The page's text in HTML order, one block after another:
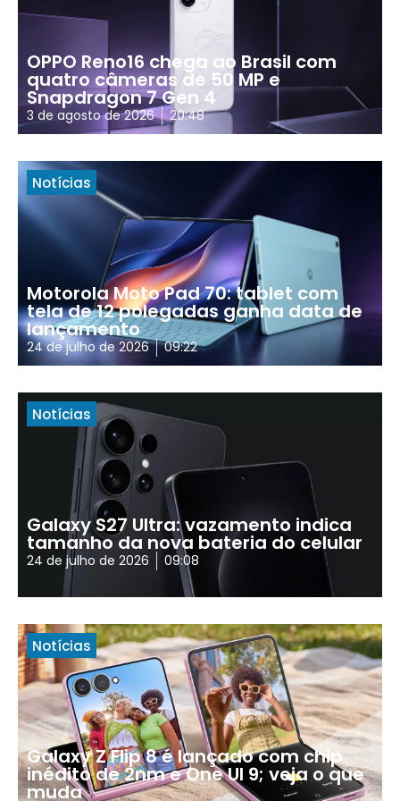
OPPO Reno16 chega ao Brasil com
quatro câmeras de 50 MP e
Snapdragon 7 Gen 4
3 de agosto de 2026 20:48
Notícias
Motorola Moto Pad 70: tablet com
tela de 12 polegadas ganha data de
lançamento
24 de julho de 2026 09:22
Notícias
Galaxy S27 Ultra: vazamento indica
tamanho da nova bateria do celular
24 de julho de 2026 09:08
Notícias
Galaxy Z Flip 8 é lançado com chip
inédito de 2nm e One UI 9; veja o que
muda